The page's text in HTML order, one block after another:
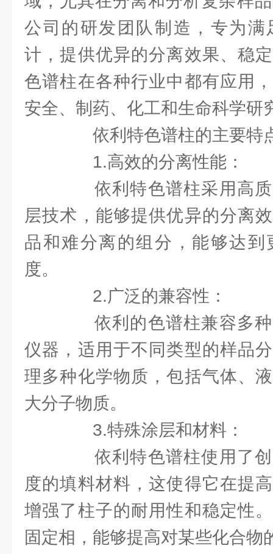
公司的研发团队制造，专为满
计，提供优异的分离效果、稳
色谱柱在各种行业中都有应用
安全、制药、化工和生命科学研
依利特色谱柱的主要特
1.高效的分离性能：
依利特色谱柱采用高质
层技术，能够提供优异的分离
品和难分离的组分，能够达
度。
2.广泛的兼容性：
依利的色谱柱兼容多种
仪器，适用于不同类型的样品
理多种化学物质，包括气体、
大分子物质。
3.特殊涂层和材料：
依利特色谱柱使用了创
度的填料材料，这使得它在提
增强了柱子的耐用性和稳定性
固定相，能够提高对某些化合物